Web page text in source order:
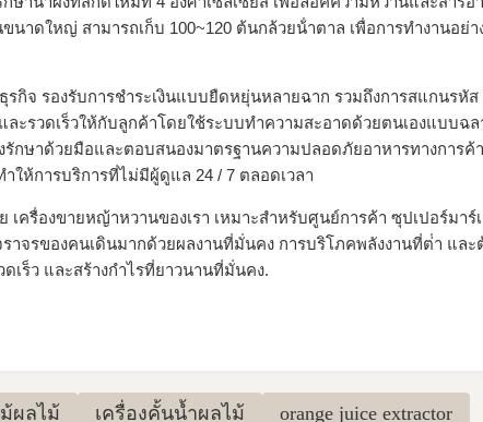
นาดใหญ่ สามารถเก็บ 100~120 ต้นกล้วยน้ําตาล เพื่อการทํางานอย่
กิจ รองรับการชําระเงินแบบยืดหยุ่นหลายฉาก รวมถึงการสแกนรหั
ละรวดเร็วให้กับลูกค้าโดยใช้ระบบทําความสะอาดด้วยตนเองแบบ
กษาด้วยมือและตอบสนองมาตรฐานความปลอดภัยอาหารทางการค้
ให้การบริการที่ไม่มีผู้ดูแล 24 / 7 ตลอดเวลา
ครื่องขายหญ้าหวานของเรา เหมาะสําหรับศูนย์การค้า ซุปเปอร์มา
าจรของคนเดินมากด้วยผลงานที่มั่นคง การบริโภคพลังงานที่ต่ํา แล
เร็ว และสร้างกําไรที่ยาวนานที่มั่นคง.
ผลไม้ เครื่องคั้นน้ำผลไม้ orange juice extractor